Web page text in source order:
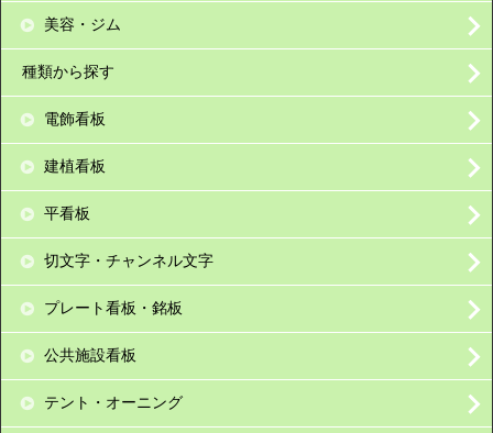
美容・ジム
種類から探す
電飾看板
建植看板
平看板
切文字・チャンネル文字
プレート看板・銘板
公共施設看板
テント・オーニング